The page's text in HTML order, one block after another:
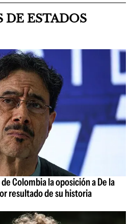
ESTADOS
Colombia la oposición a De la
resultado de su historia